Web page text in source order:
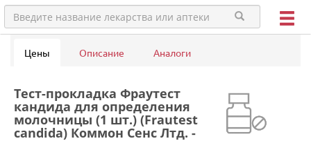
Цены Описание Аналоги
Тест-прокладка Фраутест
кандида для определения
молочницы (1 шт.) (Frautest
candida) Коммон Сенс Лтд. -